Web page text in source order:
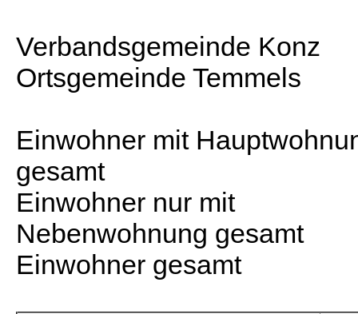
Verbandsgemeinde Konz
Ortsgemeinde Temmels
Einwohner mit
gesamt
Einwohner nur mit
Nebenwohnung gesamt
Einwohner gesamt